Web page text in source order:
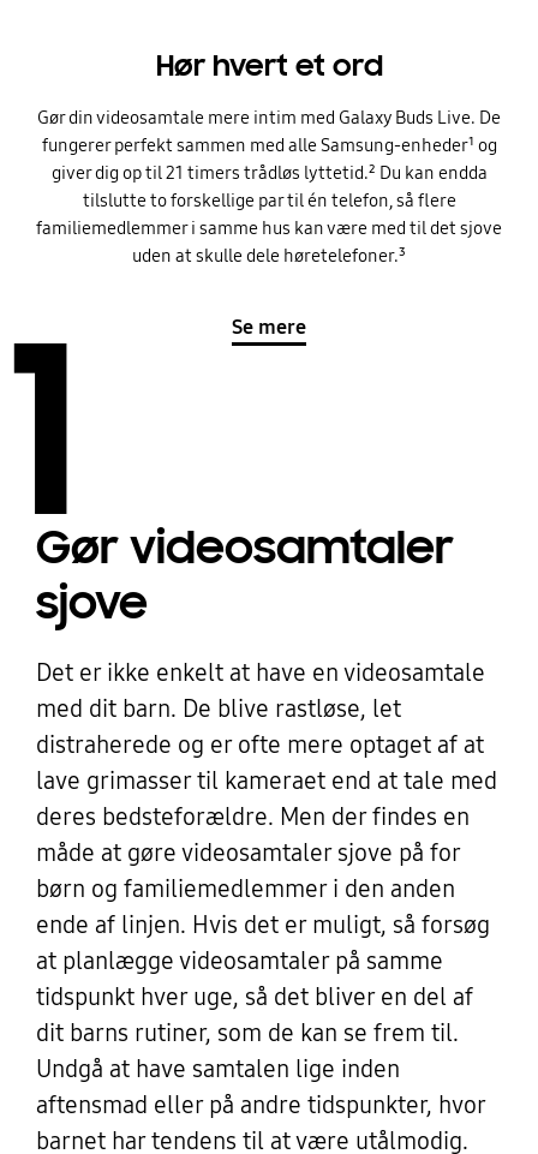
Hør hvert et ord
Gør din videosamtale mere intim med Galaxy Buds Live. De
fungerer perfekt sammen med alle Samsung-enheder¹ og
giver dig op til 21 timers trådløs lyttetid.² Du kan endda
tilslutte to forskellige par til én telefon, så flere
familiemedlemmer i samme hus kan være med til det sjove
uden at skulle dele høretelefoner.³
Se mere
1
Gør videosamtaler
sjove
Det er ikke enkelt at have en videosamtale
med dit barn. De blive rastløse, let
distraherede og er ofte mere optaget af at
lave grimasser til kameraet end at tale med
deres bedsteforældre. Men der findes en
måde at gøre videosamtaler sjove på for
børn og familiemedlemmer i den anden
ende af linjen. Hvis det er muligt, så forsøg
at planlægge videosamtaler på samme
tidspunkt hver uge, så det bliver en del af
dit barns rutiner, som de kan se frem til.
Undgå at have samtalen lige inden
aftensmad eller på andre tidspunkter, hvor
barnet har tendens til at være utålmodig.